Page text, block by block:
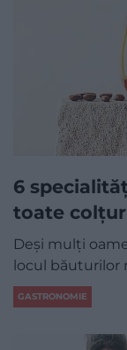
6
toate
Deși mulți
locul băuturilor
GASTRONOMIE